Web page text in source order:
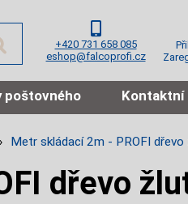
+420 731 658 085
eshop@falcoprofi.cz
poštovného Kontaktní
Metr skládací 2m - PROFI dřevo
dřevo